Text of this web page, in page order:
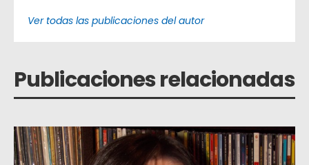
Ver todas las publicaciones del autor
Publicaciones relacionadas